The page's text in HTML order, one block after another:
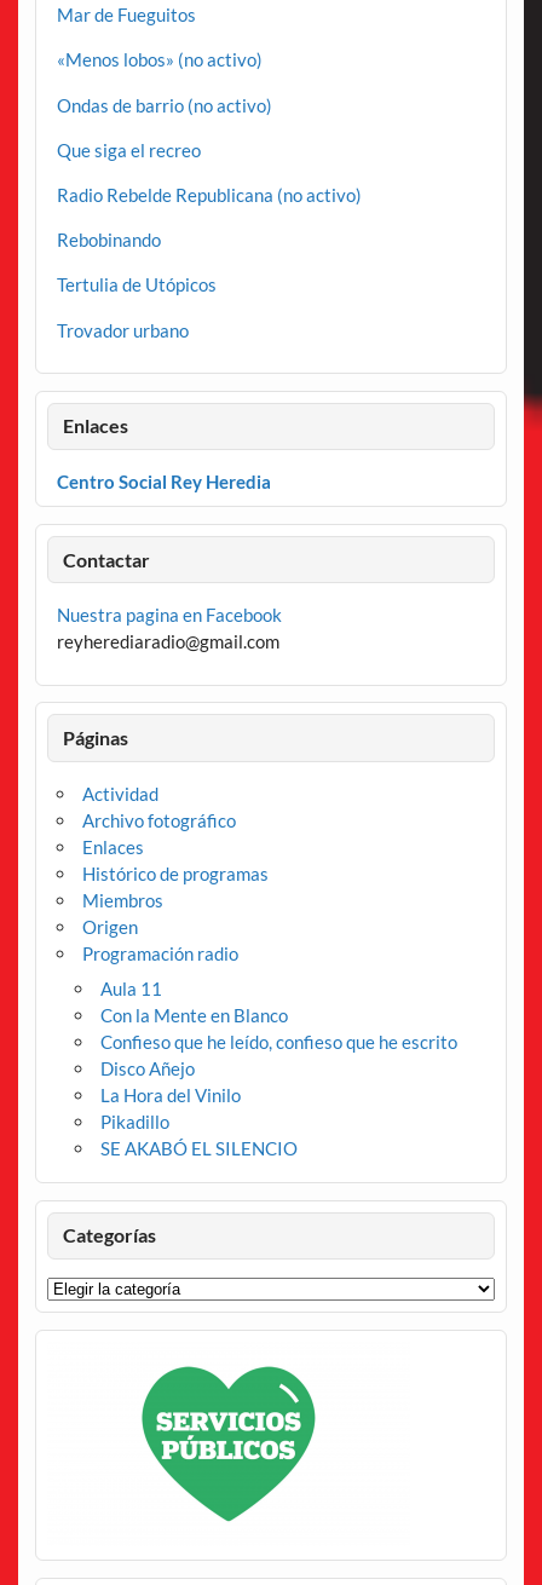
Mar de Fueguitos
«Menos lobos» (no activo)
Ondas de barrio (no activo)
Que siga el recreo
Radio Rebelde Republicana (no activo)
Rebobinando
Tertulia de Utópicos
Trovador urbano
Enlaces
Centro Social Rey Heredia
Contactar
Nuestra pagina en Facebook
reyherediaradio@gmail.com
Páginas
Actividad
Archivo fotográfico
Enlaces
Histórico de programas
Miembros
Origen
Programación radio
Aula 11
Con la Mente en Blanco
Confieso que he leído, confieso que he escrito
Disco Añejo
La Hora del Vinilo
Pikadillo
SE AKABÓ EL SILENCIO
Categorías
Categorías